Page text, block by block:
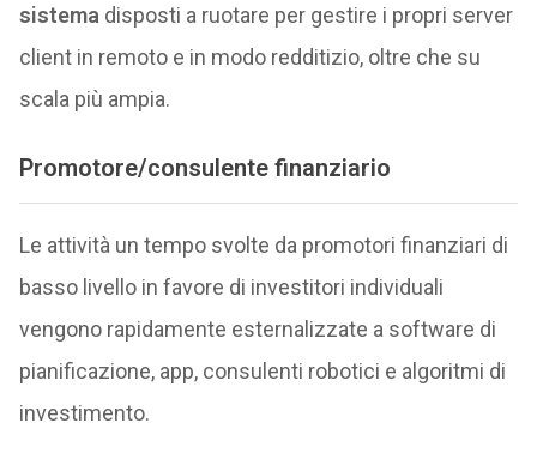
sistema disposti a ruotare per gestire i propri server
client in remoto e in modo redditizio, oltre che su
scala più ampia.
Promotore/consulente finanziario
Le attività un tempo svolte da promotori finanziari di
basso livello in favore di investitori individuali
vengono rapidamente esternalizzate a software di
pianificazione, app, consulenti robotici e algoritmi di
investimento.